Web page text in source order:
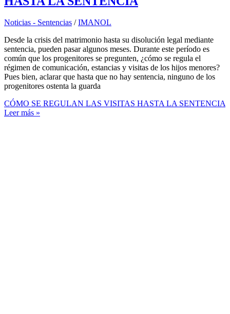
Noticias - Sentencias /IMANOL
Desde la crisis del matrimonio hasta su disolución legal mediante
sentencia, pueden pasar algunos meses. Durante este período es
común que los progenitores se pregunten, ¿cómo se regula el
régimen de comunicación, estancias y visitas de los hijos menores?
Pues bien, aclarar que hasta que no hay sentencia, ninguno de los
progenitores ostenta la guarda
CÓMO SE REGULAN LAS VISITAS HASTA LA SENTENCIA
Leer más »